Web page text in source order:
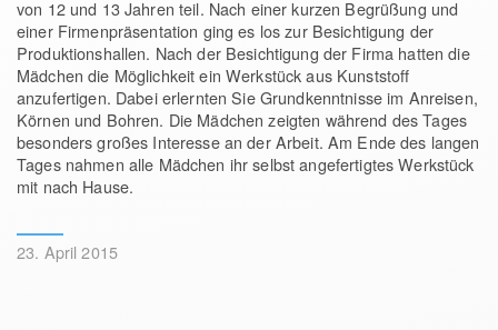
von 12 und 13 Jahren teil. Nach einer kurzen Begrüßung und
einer Firmenpräsentation ging es los zur Besichtigung der
Produktionshallen. Nach der Besichtigung der Firma hatten die
Mädchen die Möglichkeit ein Werkstück aus Kunststoff
anzufertigen. Dabei erlernten Sie Grundkenntnisse im Anreisen,
Körnen und Bohren. Die Mädchen zeigten während des Tages
besonders großes Interesse an der Arbeit. Am Ende des langen
Tages nahmen alle Mädchen ihr selbst angefertigtes Werkstück
mit nach Hause.
23. April 2015